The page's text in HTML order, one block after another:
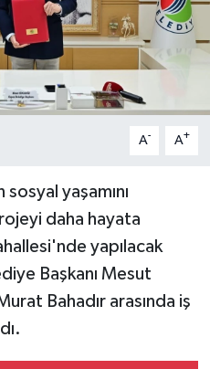
A- A+
yaşamını
daha hayata
yapılacak
Başkanı Mesut
Bahadır arasında iş